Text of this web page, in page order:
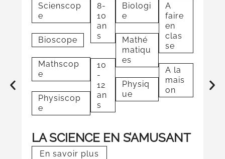
Scienscop
e
Bioscope
Mathscop
e
Physiscop
e
8-
10
an
s
10
-
12
an
s
Biologi
e
Mathé
matiqu
es
Physiq
ue
A
faire
en
clas
se
A la
mais
on
LA SCIENCE EN S’AMUSANT
En savoir plus